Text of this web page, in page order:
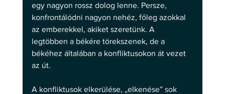
egy nagyon rossz dolog lenne. Persze,
konfrontálódni nagyon nehéz, főleg azokkal
az emberekkel, akiket szeretünk. A
legtöbben a békére törekszenek, de a
békéhez általában a konfliktusokon át vezet
az út.
A konfliktusok elkerülése, „elkenése” sok